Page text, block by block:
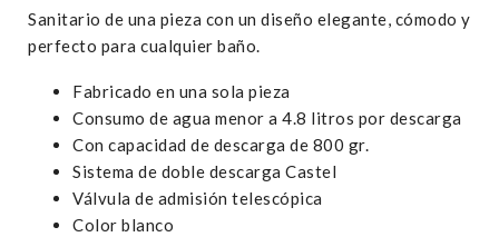
Sanitario de una pieza con un diseño elegante, cómodo y
perfecto para cualquier baño.
Fabricado en una sola pieza
Consumo de agua menor a 4.8 litros por descarga
Con capacidad de descarga de 800 gr.
Sistema de doble descarga Castel
Válvula de admisión telescópica
Color blanco